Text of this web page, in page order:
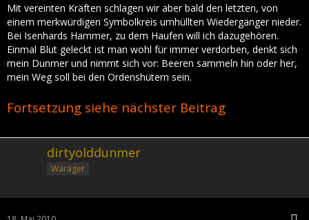
Mit vereinten Kräften schlagen wir aber bald den letzten, von
einem merkwürdigen Symbolkreis umhüllten Wiedergänger nieder.
Bei Isenhards Hammer, zu dem Haufen will ich dazugehören.
Einmal Blut geleckt ist man wohl für immer verdorben, denkt sich
mein Dunmer und nimmt sich vor: Beeren sammeln hin oder her,
mein Weg soll bei den Ordenshütern sein.
Fortsetzung siehe nächster Beitrag
dirtyolddunmer
Waräger